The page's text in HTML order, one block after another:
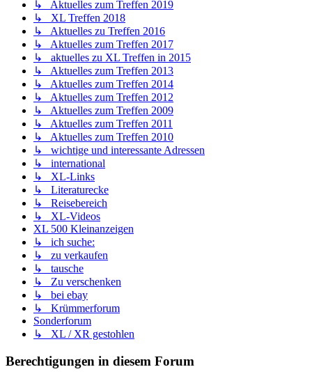
↳ Aktuelles zum Treffen 2019
↳ XL Treffen 2018
↳ Aktuelles zu Treffen 2016
↳ Aktuelles zum Treffen 2017
↳ aktuelles zu XL Treffen in 2015
↳ Aktuelles zum Treffen 2013
↳ Aktuelles zum Treffen 2014
↳ Aktuelles zum Treffen 2012
↳ Aktuelles zum Treffen 2009
↳ Aktuelles zum Treffen 2011
↳ Aktuelles zum Treffen 2010
↳ wichtige und interessante Adressen
↳ international
↳ XL-Links
↳ Literaturecke
↳ Reisebereich
↳ XL-Videos
XL 500 Kleinanzeigen
↳ ich suche:
↳ zu verkaufen
↳ tausche
↳ Zu verschenken
↳ bei ebay
↳ Krümmerforum
Sonderforum
↳ XL / XR gestohlen
Berechtigungen in diesem Forum